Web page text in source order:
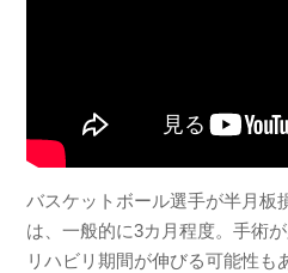
バスケットボール選手が半月板
は、一般的に3カ月程度。手術
リハビリ期間が伸びる可能性も